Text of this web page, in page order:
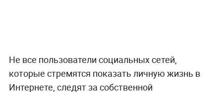
Не все пользователи социальных сетей,
которые стремятся показать личную жизнь в
Интернете, следят за собственной